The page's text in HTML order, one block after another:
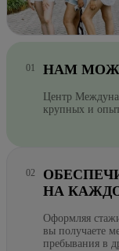
НАМ
Центр
крупных и
НА
Оформляя
вы получаете
пребывания в